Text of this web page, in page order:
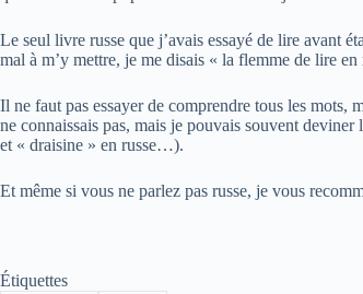
Le seul livre russe que j’avais essayé de lire avant
mal à m’y mettre, je me disais « la flemme de lire
Il ne faut pas essayer de comprendre tous les mots,
ne connaissais pas, mais je pouvais souvent
et « draisine » en russe…).
Et même si vous ne parlez pas russe, je vous
Étiquettes